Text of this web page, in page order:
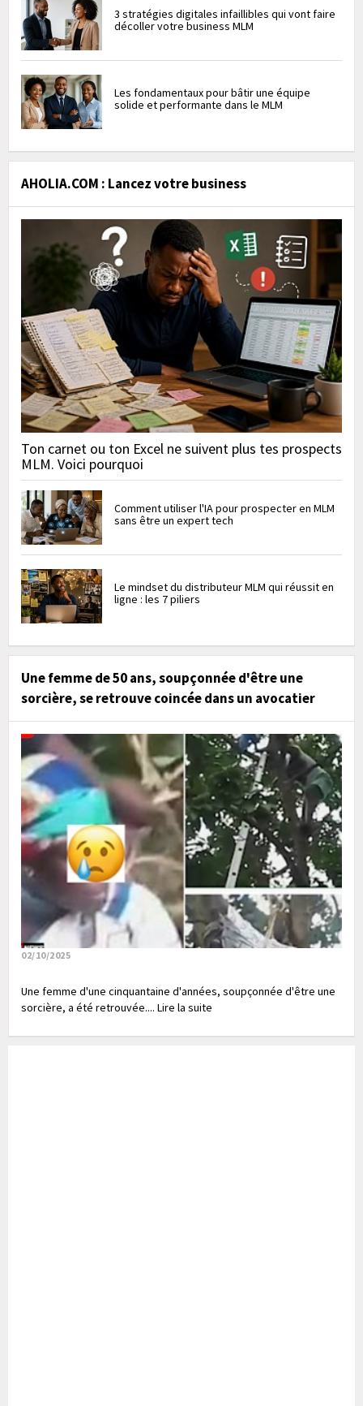
3 stratégies digitales infaillibles qui vont faire
décoller votre business MLM
Les fondamentaux pour bâtir une équipe
solide et performante dans le MLM
AHOLIA.COM : Lancez votre business
Ton carnet ou ton Excel ne suivent plus tes prospects
MLM. Voici pourquoi
Comment utiliser l'IA pour prospecter en MLM
sans être un expert tech
Le mindset du distributeur MLM qui réussit en
ligne : les 7 piliers
Une femme de 50 ans, soupçonnée d'être une
sorcière, se retrouve coincée dans un avocatier
02/10/2025
Une femme d'une cinquantaine d'années, soupçonnée d'être une
sorcière, a été retrouvée.... Lire la suite